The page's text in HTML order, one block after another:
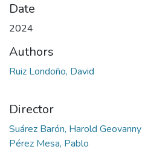
Date
2024
Authors
Ruiz Londoño, David
Director
Suárez Barón, Harold Geovanny
Pérez Mesa, Pablo